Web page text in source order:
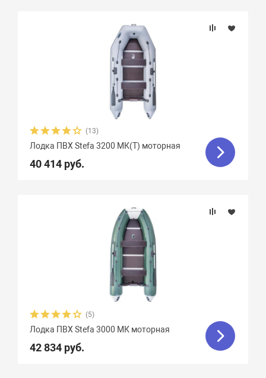
(13)
Лодка ПВХ Stefa 3200 МК(Т) моторная
40 414 руб.
(5)
Лодка ПВХ Stefa 3000 МК моторная
42 834 руб.